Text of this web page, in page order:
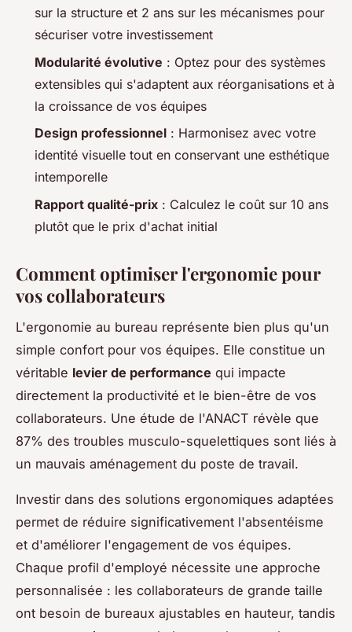
sur la structure et 2 ans sur les mécanismes pour
sécuriser votre investissement
Modularité évolutive : Optez pour des systèmes
extensibles qui s'adaptent aux réorganisations et à
la croissance de vos équipes
Design professionnel : Harmonisez avec votre
identité visuelle tout en conservant une esthétique
intemporelle
Rapport qualité-prix : Calculez le coût sur 10 ans
plutôt que le prix d'achat initial
Comment optimiser l'ergonomie pour
vos collaborateurs
L'ergonomie au bureau représente bien plus qu'un
simple confort pour vos équipes. Elle constitue un
véritable levier de performance qui impacte
directement la productivité et le bien-être de vos
collaborateurs. Une étude de l'ANACT révèle que
87% des troubles musculo-squelettiques sont liés à
un mauvais aménagement du poste de travail.
Investir dans des solutions ergonomiques adaptées
permet de réduire significativement l'absentéisme
et d'améliorer l'engagement de vos équipes.
Chaque profil d'employé nécessite une approche
personnalisée : les collaborateurs de grande taille
ont besoin de bureaux ajustables en hauteur, tandis